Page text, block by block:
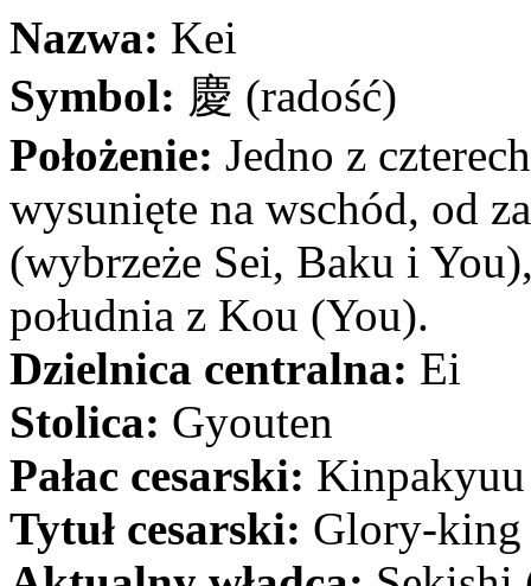
Nazwa: Kei
Symbol: 慶 (radość)
Położenie: Jedno z
wysunięte na wschód, od
(wybrzeże Sei, Baku i
południa z Kou (You).
Dzielnica centralna: Ei
Stolica: Gyouten
Pałac cesarski: Kinpakyuu
Tytuł cesarski: Glory-king